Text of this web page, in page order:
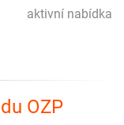
aktivní nabídka
OZP